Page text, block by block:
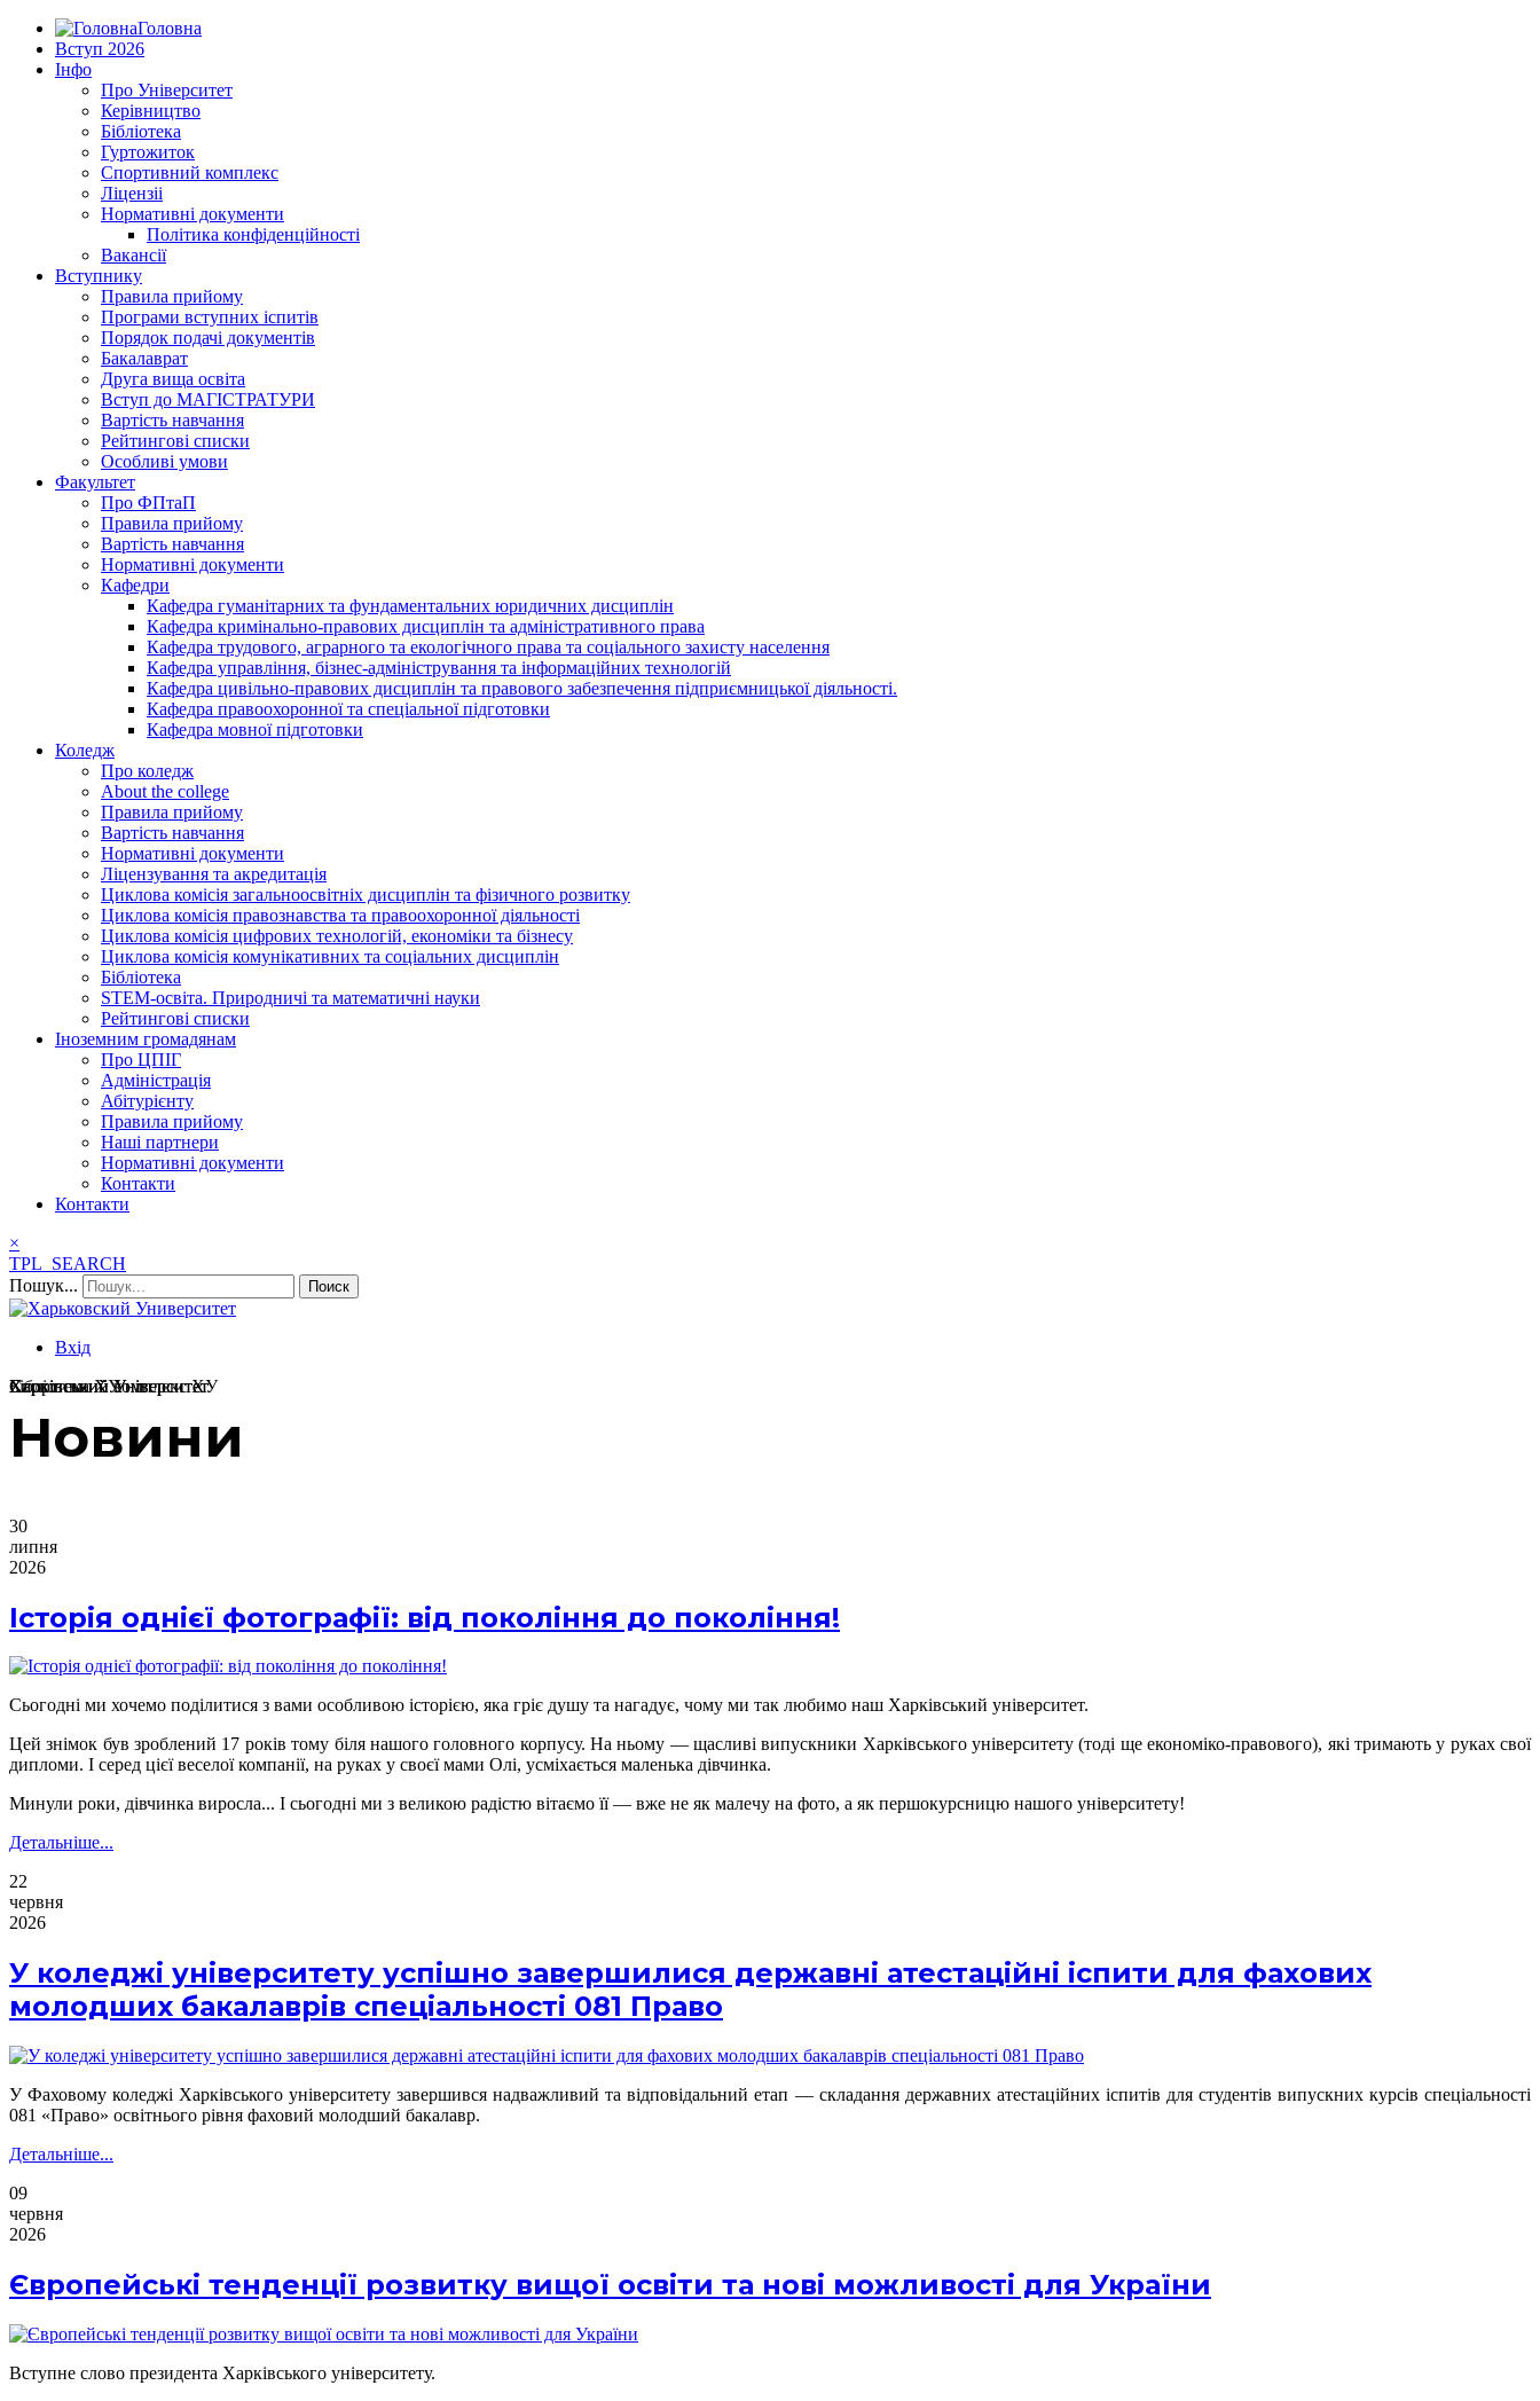
Головна
Вступ 2026
Інфо
Про Університет
Керівництво
Бібліотека
Гуртожиток
Спортивний комплекс
Ліцензіі
Нормативні документи
Політика конфіденційності
Вакансії
Вступнику
Правила прийому
Програми вступних іспитів
Порядок подачі документів
Бакалаврат
Друга вища освіта
Вступ до МАГІСТРАТУРИ
Вартість навчання
Рейтингові списки
Особливі умови
Факультет
Про ФПтаП
Правила прийому
Вартість навчання
Нормативні документи
Кафедри
Кафедра гуманітарних та фундаментальних юридичних дисциплін
Кафедра кримінально-правових дисциплін та адміністративного права
Кафедра трудового, аграрного та екологічного права та соціального захисту населення
Кафедра управління, бізнес-адміністрування та інформаційних технологій
Кафедра цивільно-правових дисциплін та правового забезпечення підприємницької діяльності.
Кафедра правоохоронної та спеціальної підготовки
Кафедра мовної підготовки
Коледж
Про коледж
About the college
Правила прийому
Вартість навчання
Нормативні документи
Ліцензування та акредитація
Циклова комісія загальноосвітніх дисциплін та фізичного розвитку
Циклова комісія правознавства та правоохоронної діяльності
Циклова комісія цифрових технологій, економіки та бізнесу
Циклова комісія комунікативних та соціальних дисциплін
Бібліотека
STEM-освіта. Природничі та математичні науки
Рейтингові списки
Іноземним громадянам
Про ЦПІГ
Адміністрація
Абітурієнту
Правила прийому
Наші партнери
Нормативні документи
Контакти
Контакти
×
TPL_SEARCH
Пошук...
Поиск
Вхід
Харківський Університет
Бібліотека ХУ
Спортивний комплекс ХУ
Харківський Університет
Новини
30
липня
2026
Історія однієї фотографії: від покоління до покоління!
Сьогодні ми хочемо поділитися з вами особливою історією, яка гріє душу та нагадує, чому ми так любимо наш Харківський університет.
Цей знімок був зроблений 17 років тому біля нашого головного корпусу. На ньому — щасливі випускники Харківського університету (тоді ще економіко-правового), які тримають у руках свої
дипломи. І серед цієї веселої компанії, на руках у своєї мами Олі, усміхається маленька дівчинка.
Минули роки, дівчинка виросла... І сьогодні ми з великою радістю вітаємо її — вже не як малечу на фото, а як першокурсницю нашого університету!
Детальніше...
22
червня
2026
У коледжі університету успішно завершилися державні атестаційні іспити для фахових
молодших бакалаврів спеціальності 081 Право
У Фаховому коледжі Харківського університету завершився надважливий та відповідальний етап — складання державних атестаційних іспитів для студентів випускних курсів спеціальності
081 «Право» освітнього рівня фаховий молодший бакалавр.
Детальніше...
09
червня
2026
Європейські тенденції розвитку вищої освіти та нові можливості для України
Вступне слово президента Харківського університету.